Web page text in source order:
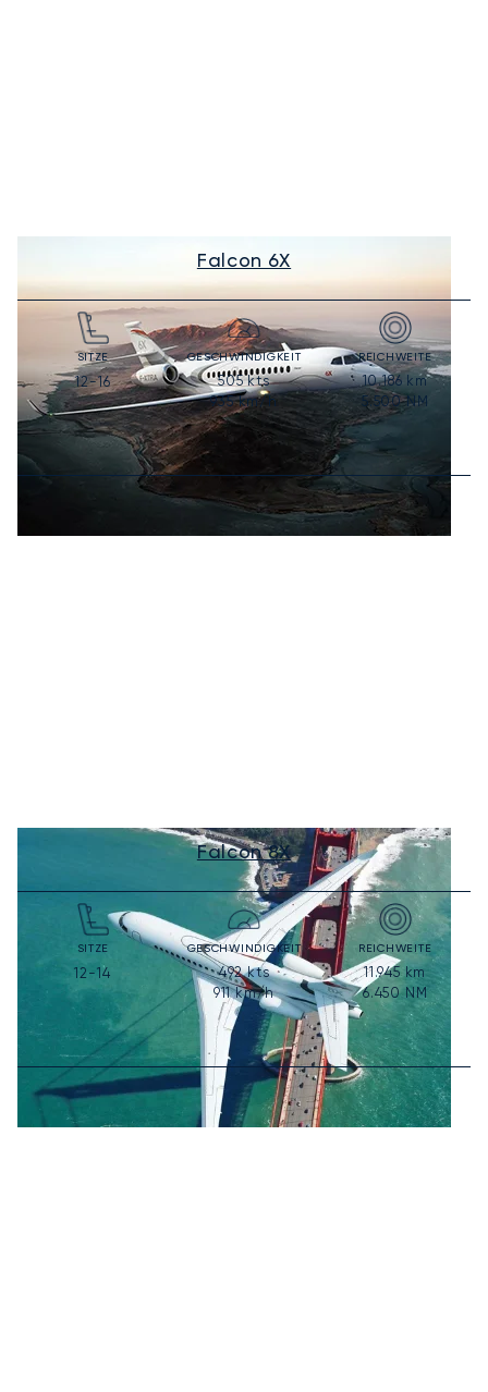
Falcon 6X
SITZE
12-16
GESCHWINDIGKEIT
505kts
935km/h
REICHWEITE
10.186 km
5.500NM
Falcon 8X
SITZE
12-14
GESCHWINDIGKEIT
492kts
911km/h
REICHWEITE
11.945km
6.450NM